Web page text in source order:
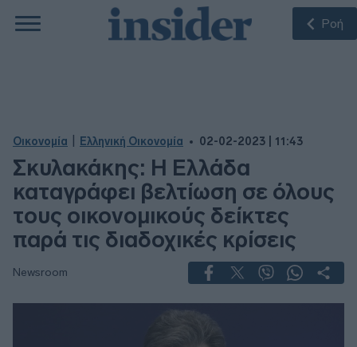
Ροή
Οικονομία Ελληνική Οικονομία 02-02-2023 | 11:43
Σκυλακάκης: Η Ελλάδα
καταγράφει βελτίωση σε όλους
τους οικονομικούς δείκτες
παρά τις διαδοχικές κρίσεις
Newsroom